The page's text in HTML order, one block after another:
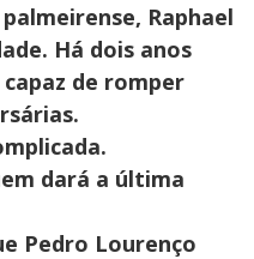
Raphael
Há dois anos
de romper
dará a última
Pedro Lourenço